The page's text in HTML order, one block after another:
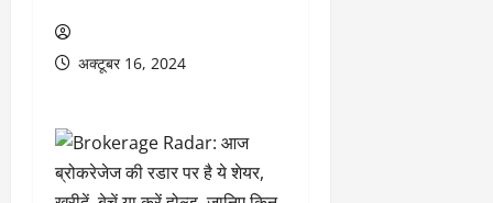
अक्टूबर 16, 2024